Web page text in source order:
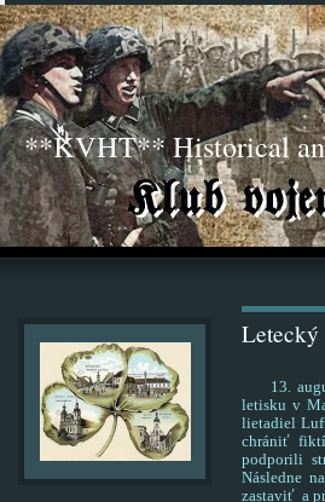
**KVHT** Historical
Letecký
13.
letisku v
lietadiel
chrániť
podporili
Následne
zastaviť a